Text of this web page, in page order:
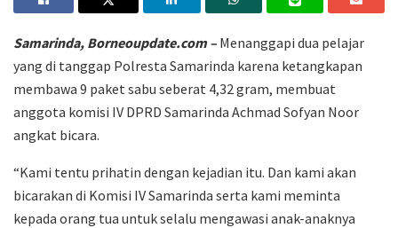
Samarinda, Borneoupdate.com – Menanggapi dua pelajar
yang di tanggap Polresta Samarinda karena ketangkapan
membawa 9 paket sabu seberat 4,32 gram, membuat
anggota komisi IV DPRD Samarinda Achmad Sofyan Noor
angkat bicara.
“Kami tentu prihatin dengan kejadian itu. Dan kami akan
bicarakan di Komisi IV Samarinda serta kami meminta
kepada orang tua untuk selalu mengawasi anak-anaknya